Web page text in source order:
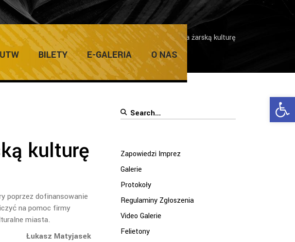
UTW BILETY E-GALERIA O NAS
Home/Zapowiedzi Imprez/Saint-Gobain wspiera żarską kulturę
kulturę
poprzez dofinansowanie
na pomoc firmy
miasta.
Łukasz Matyjasek
Search
Zapowiedzi Imprez
Galerie
Protokoły
Regulaminy Zgłoszenia
Video Galerie
Felietony